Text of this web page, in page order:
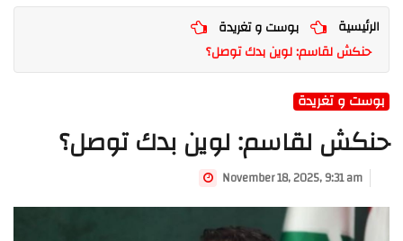
الرئيسية
بوست و تغريدة
حنكش لقاسم: لوين بدك توصل؟
بوست و تغريدة
حنكش لقاسم: لوين بدك توصل؟
November 18, 2025, 9:31 am